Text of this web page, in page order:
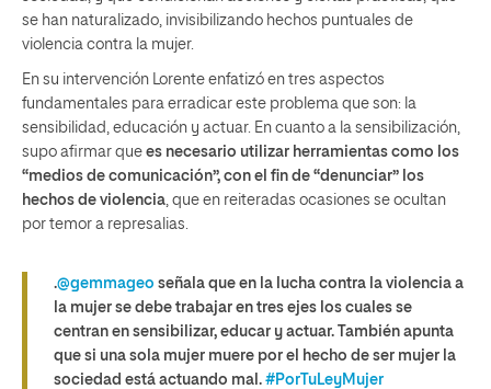
se han naturalizado, invisibilizando hechos puntuales de
violencia contra la mujer.
En su intervención Lorente enfatizó en tres aspectos
fundamentales para erradicar este problema que son: la
sensibilidad, educación y actuar. En cuanto a la sensibilización,
supo afirmar que es necesario utilizar herramientas como los
“medios de comunicación”, con el fin de “denunciar” los
hechos de violencia, que en reiteradas ocasiones se ocultan
por temor a represalias.
.@gemmageo señala que en la lucha contra la violencia a
la mujer se debe trabajar en tres ejes los cuales se
centran en sensibilizar, educar y actuar. También apunta
que si una sola mujer muere por el hecho de ser mujer la
sociedad está actuando mal. #PorTuLeyMujer